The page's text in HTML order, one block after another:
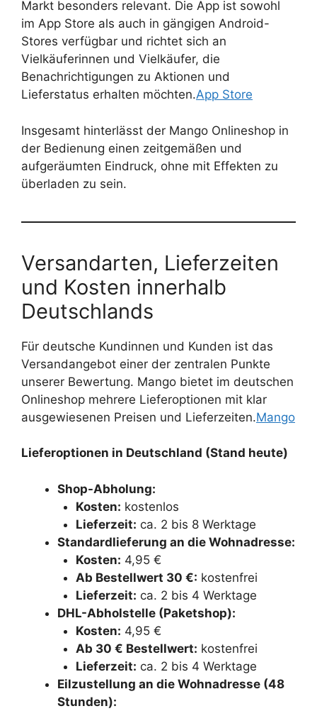
Markt besonders relevant. Die App ist sowohl
im App Store als auch in gängigen Android-
Stores verfügbar und richtet sich an
Vielkäuferinnen und Vielkäufer, die
Benachrichtigungen zu Aktionen und
Lieferstatus erhalten möchten.App Store
Insgesamt hinterlässt der Mango Onlineshop in
der Bedienung einen zeitgemäßen und
aufgeräumten Eindruck, ohne mit Effekten zu
überladen zu sein.
Versandarten, Lieferzeiten
und Kosten innerhalb
Deutschlands
Für deutsche Kundinnen und Kunden ist das
Versandangebot einer der zentralen Punkte
unserer Bewertung. Mango bietet im deutschen
Onlineshop mehrere Lieferoptionen mit klar
ausgewiesenen Preisen und Lieferzeiten.Mango
Lieferoptionen in Deutschland (Stand heute)
Shop-Abholung:
Kosten: kostenlos
Lieferzeit: ca. 2 bis 8 Werktage
Standardlieferung an die Wohnadresse:
Kosten: 4,95 €
Ab Bestellwert 30 €: kostenfrei
Lieferzeit: ca. 2 bis 4 Werktage
DHL-Abholstelle (Paketshop):
Kosten: 4,95 €
Ab 30 € Bestellwert: kostenfrei
Lieferzeit: ca. 2 bis 4 Werktage
Eilzustellung an die Wohnadresse (48
Stunden):